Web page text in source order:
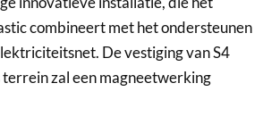
combineert met het ondersteunen
De vestiging van S4
terrein zal een magneetwerking